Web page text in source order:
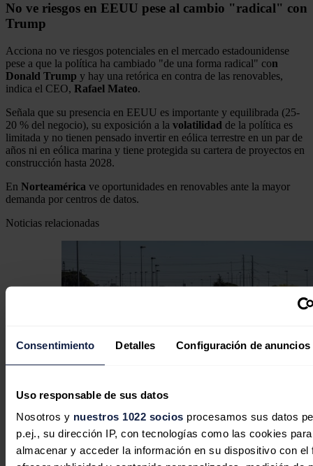
Consentimiento Detalles Configuración de anuncios
Uso responsable de sus datos
Nosotros y nuestros 1022 socios procesamos sus datos
p.ej., su dirección IP, con tecnologías como las cookies para
almacenar y acceder la información en su dispositivo con el
No ve riesgos en EEUU pese al cambio "radical" con
Trump
Acciona no ve riesgos potenciales en el mercado estadounidense
pese a que la política ha cambiado "de una forma radical" con
Donald Trump y hay una retórica en contra de las renovables,
indica el CEO, Rafael Mateo.
Señala que su presencia en EEUU es importante y equilibrada (25-
20 % del negocio), su exposición a la volatilidad de la política es
limitada y no tienen pensado invertir en eólica terrestre en un par de
años ni en eólica marina y tiene protegida su cartera de proyectos en
construcción hasta 2028.
En Norteamérica ve oportunidades en renovables ante la mayor
demanda por centros de datos.
Noticias relacionadas